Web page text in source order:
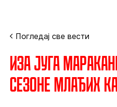
Погледај све вести
Иза југа
сезоне млађих